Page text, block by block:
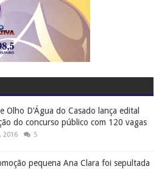
Olho D'Água do Casado lança edital
do concurso público com 120 vagas
2016 5
pequena Ana Clara foi sepultada